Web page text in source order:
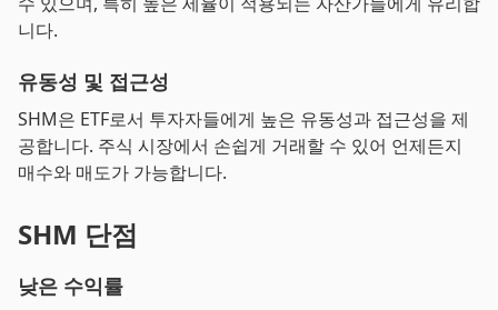
니다.
유동성 및 접근성
SHM은 ETF로서 투자자들에게 높은 유동성과 접근성을 제
공합니다. 주식 시장에서 손쉽게 거래할 수 있어 언제든지
매수와 매도가 가능합니다.
SHM 단점
낮은 수익률